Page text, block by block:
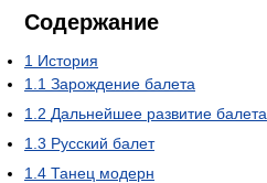
Содержание
1 История
1.1 Зарождение балета
1.2 Дальнейшее развитие балета
1.3 Русский балет
1.4 Танец модерн